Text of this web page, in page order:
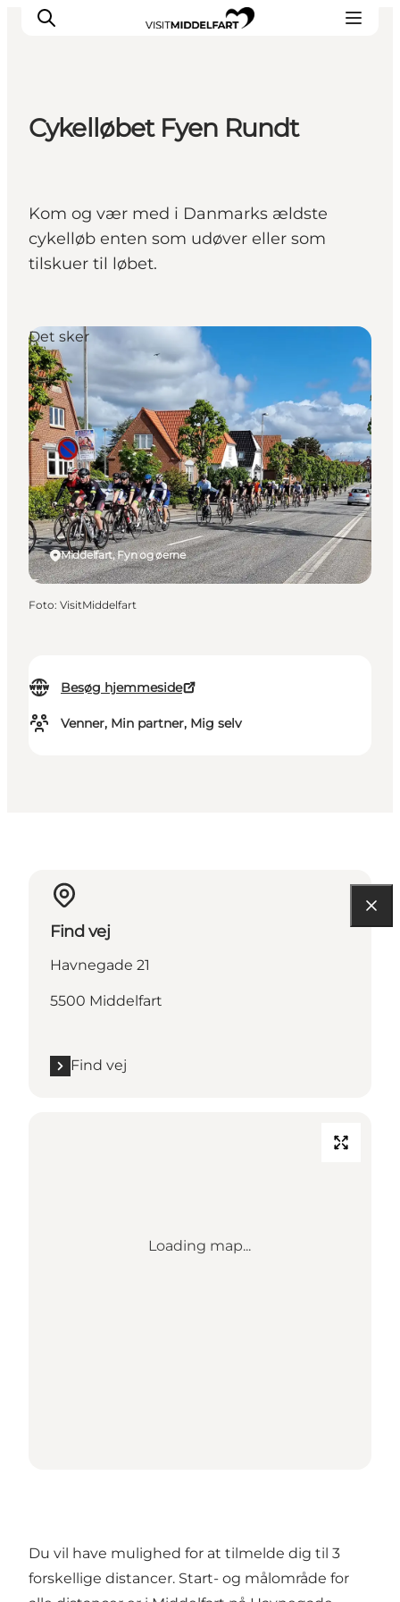
Overnatning
Det Sker
Book oplevelse
Møde og Konference
Cykelløbet Fyen Rundt
Kom og vær med i Danmarks ældste
cykelløb enten som udøver eller som
tilskuer til løbet.
Besøg hjemmeside
Venner, Min partner, Mig selv
Middelfart, Fyn og øerne
Det sker
Foto: VisitMiddelfart
Find vej
Havnegade 21
5500 Middelfart
Find vej
Loading map...
Du vil have mulighed for at tilmelde dig til 3
forskellige distancer. Start- og målområde for